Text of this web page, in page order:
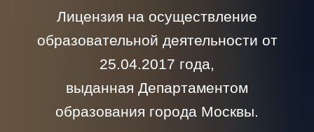
Лицензия на осуществление
образовательной деятельности от
25.04.2017 года,
выданная Департаментом
образования города Москвы.